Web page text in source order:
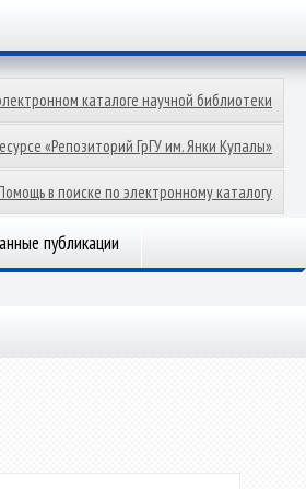
каталоге научной библиотеки
«Репозиторий ГрГУ им. Янки Купалы»
в поиске по электронному каталогу
публикации